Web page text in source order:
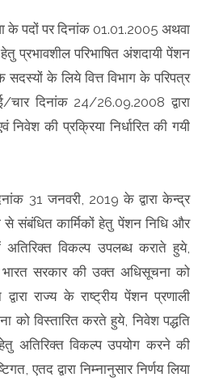
के पदों पर दिनांक 01.01.2005 अथवा
प्रभावशील परिभाषित अंशदायी पेंशन
सदस्यों के लिये वित्त विभाग के परिपत्र
दिनांक 24/26.09.2008 द्वारा
की प्रक्रिया निर्धारित की गयी
31 जनवरी, 2019 के द्वारा केन्द्र
से संबंधित कार्मिकों हेतु पेंशन निधि और
विकल्प उपलब्ध कराते हुये,
भारत सरकार की उक्त अधिसूचना को
राज्य के राष्ट्रीय पेंशन प्रणाली
को विस्तारित करते हुये, निवेश पद्धति
विकल्प उपयोग करने की
एतद द्वारा निम्नानुसार निर्णय लिया